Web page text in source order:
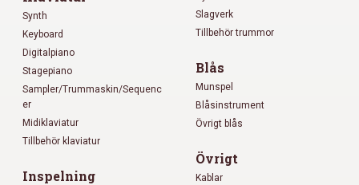
Synth
Keyboard
Digitalpiano
Stagepiano
Sampler/Trummaskin/Sequenc
er
Midiklaviatur
Tillbehör klaviatur
Inspelning
Slagverk
Tillbehör trummor
Blås
Munspel
Blåsinstrument
Övrigt blås
Övrigt
Kablar